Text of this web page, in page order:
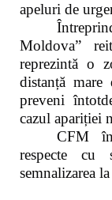
apeluri de
Moldova”
reprezintă o
distanță
preveni
cazul apariției
CFM
respecte cu
semnalizarea